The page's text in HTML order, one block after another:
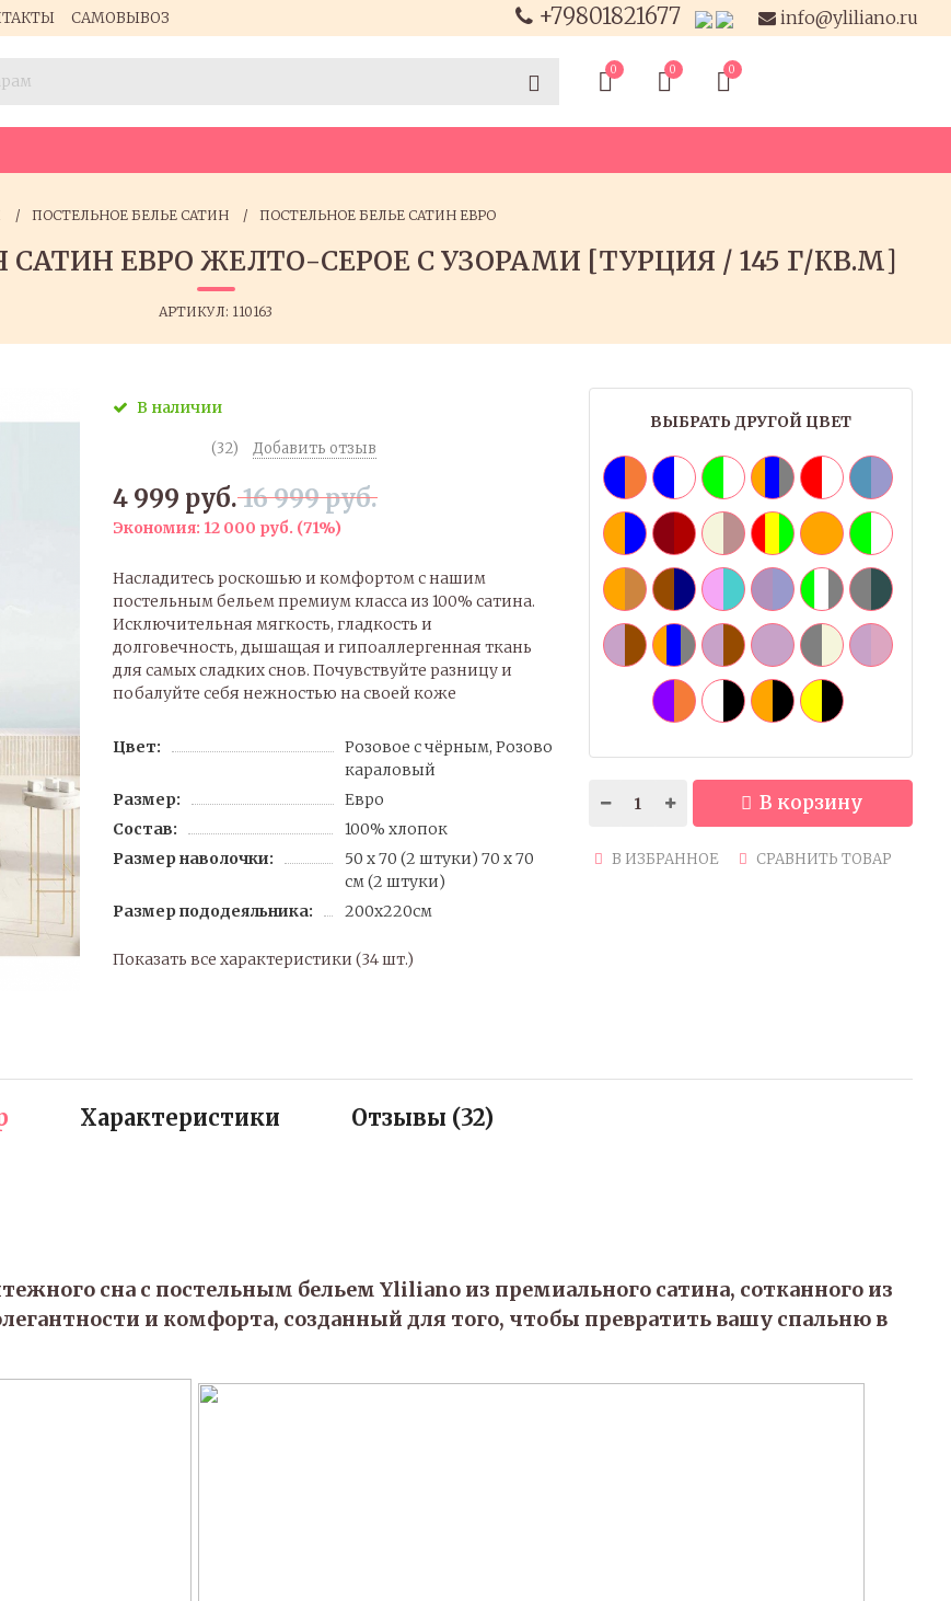
САМОВЫВОЗ +79801821677 info@yliliano.ru
0 0 0
ПОСТЕЛЬНОЕ БЕЛЬЕ CАТИН ПОСТЕЛЬНОЕ БЕЛЬЕ САТИН ЕВРО
ЕВРО ЖЕЛТО-СЕРОЕ С УЗОРАМИ [ТУРЦИЯ / 145 Г/КВ.М]
АРТИКУЛ: 110163
В наличии
(32) Добавить отзыв
4 999 руб.16 999 руб.
Экономия: 12 000 руб. (71%)
Насладитесь роскошью и комфортом с нашим
постельным бельем премиум класса из 100% сатина.
Исключительная мягкость, гладкость и
долговечность, дышащая и гипоаллергенная ткань
для самых сладких снов. Почувствуйте разницу и
побалуйте себя нежностью на своей коже
Цвет:
Розовое с чёрным, Розово
караловый
Размер:
Евро
Состав:
100% хлопок
Размер наволочки:
50 x 70 (2 штуки) 70 x 70
см (2 штуки)
Размер пододеяльника:
200x220см
Показать все характеристики (34 шт.)
ВЫБРАТЬ ДРУГОЙ ЦВЕТ
В корзину
В ИЗБРАННОЕ СРАВНИТЬ ТОВАР
Характеристики Отзывы (32)
сна с постельным бельем Yliliano из премиального сатина, сотканного из
и комфорта, созданный для того, чтобы превратить вашу спальню в